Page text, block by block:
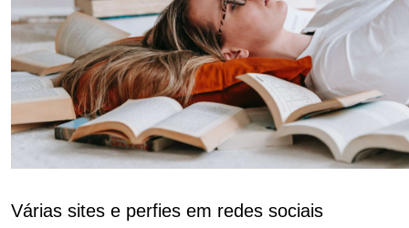
Várias sites e perfies em redes sociais